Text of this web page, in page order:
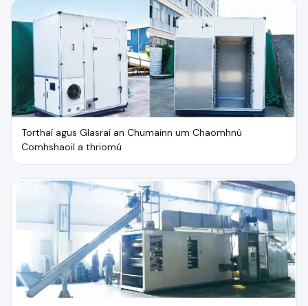
Torthaí agus Glasraí an Chumainn um Chaomhnú
Comhshaoil a thriomú